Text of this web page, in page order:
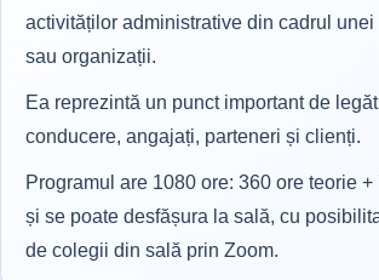
activităților administrative din cadrul unei
sau organizații.
Ea reprezintă un punct important de
conducere, angajați, parteneri și clienți.
Programul are 1080 ore: 360 ore teorie
și se poate desfășura la sală, cu
de colegii din sală prin Zoom.